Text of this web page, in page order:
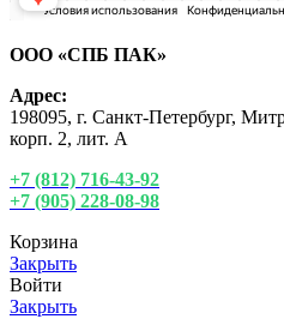
ООО «СПБ ПАК»
Адрес:
198095, г. Санкт-Петербург,
корп. 2, лит. А
+7 (812) 716-43-92
+7 (905) 228-08-98
Корзина
Закрыть
Войти
Закрыть